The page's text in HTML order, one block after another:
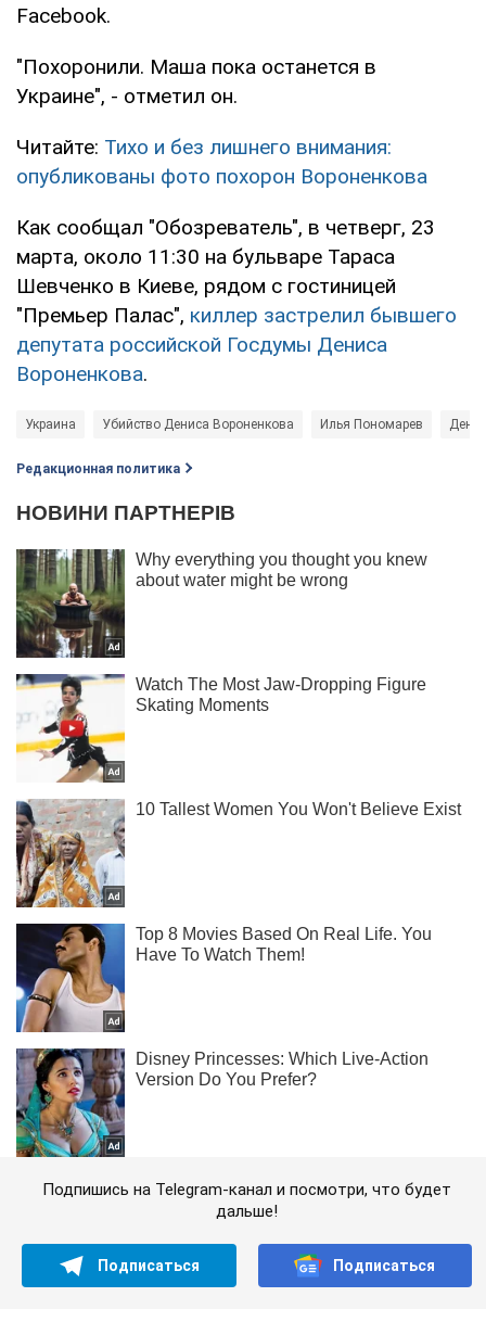
Facebook.
"Похоронили. Маша пока останется в
Украине", - отметил он.
Читайте: Тихо и без лишнего внимания:
опубликованы фото похорон Вороненкова
Как сообщал "Обозреватель", в четверг, 23
марта, около 11:30 на бульваре Тараса
Шевченко в Киеве, рядом с гостиницей
"Премьер Палас", киллер застрелил бывшего
депутата российской Госдумы Дениса
Вороненкова.
Украина Убийство Дениса Вороненкова Илья Пономарев
Редакционная политика
Подпишись на Telegram-канал и посмотри, что будет
дальше!
Подписаться Подписаться